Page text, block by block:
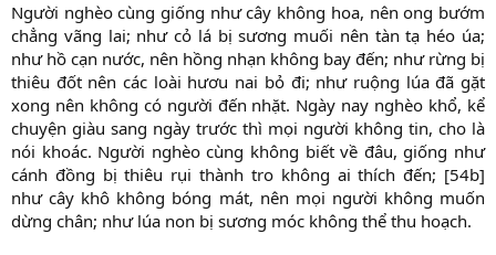
Người nghèo cùng giống như cây không hoa, nên ong bướm
chẳng vãng lai; như cỏ lá bị sương muối nên tàn tạ héo úa;
như hồ cạn nước, nên hồng nhạn không bay đến; như rừng bị
thiêu đốt nên các loài hươu nai bỏ đi; như ruộng lúa đã gặt
xong nên không có người đến nhặt. Ngày nay nghèo khổ, kể
chuyện giàu sang ngày trước thì mọi người không tin, cho là
nói khoác. Người nghèo cùng không biết về đâu, giống như
cánh đồng bị thiêu rụi thành tro không ai thích đến; [54b]
như cây khô không bóng mát, nên mọi người không muốn
dừng chân; như lúa non bị sương móc không thể thu hoạch.